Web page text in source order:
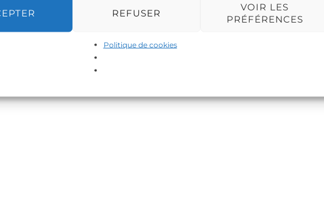
REFUSER
VOIR LES
PRÉFÉRENCES
Politique de cookies